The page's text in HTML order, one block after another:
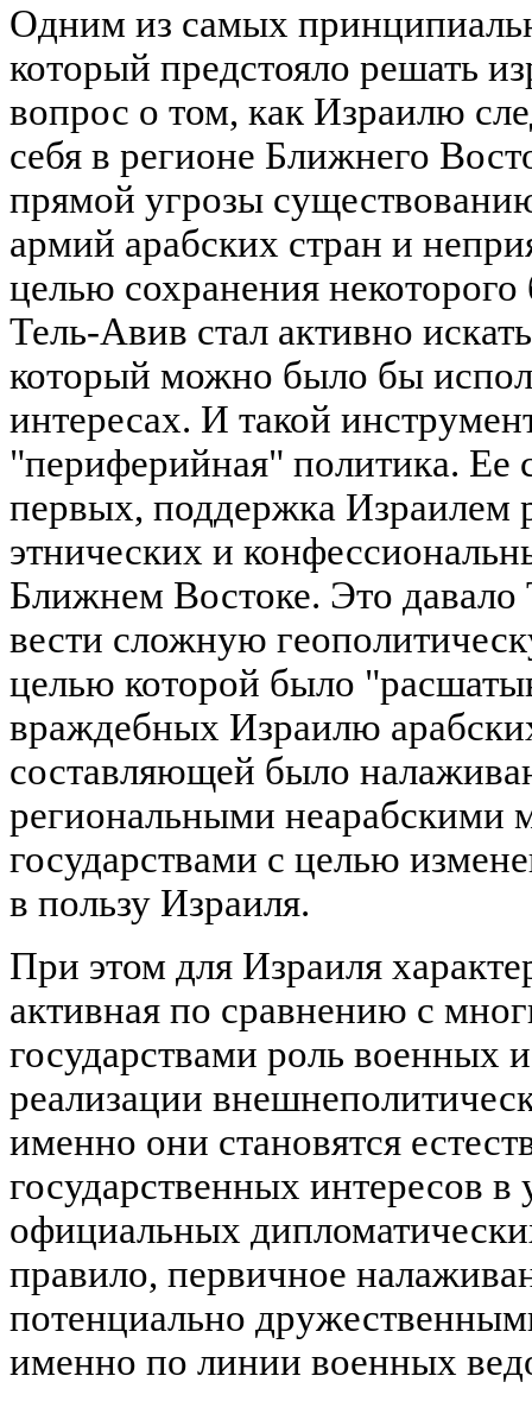
Одним из самых
который предстояло решать
вопрос о том, как Израилю
себя в регионе Ближнего
прямой угрозы
армий арабских стран и
целью сохранения некоторого
Тель-Авив стал активно
который можно было бы
интересах. И такой
"периферийная" политика.
первых, поддержка Израилем
этнических и
Ближнем Востоке. Это
вести сложную
целью которой было
враждебных Израилю
составляющей было
региональными неарабскими
государствами с целью
в пользу Израиля.
При этом для Израиля
активная по сравнению с
государствами роль военных
реализации
именно они становятся
государственных интересов в
официальных
правило, первичное
потенциально
именно по линии военных